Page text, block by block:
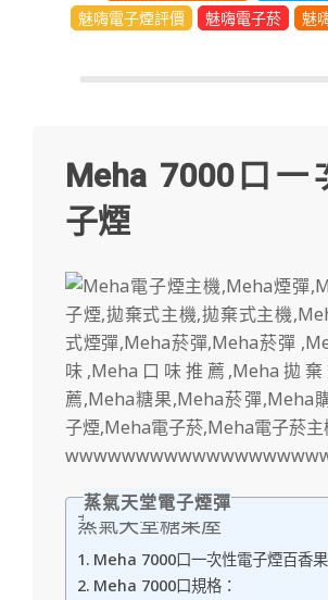
魅嗨電子煙評價
魅嗨電子菸 魅
Meha 7000口一
子煙
蒸氣天堂電子煙彈
蒸氣天堂糖果屋
Meha 7000口一次性電子煙百香
Meha 7000口規格：